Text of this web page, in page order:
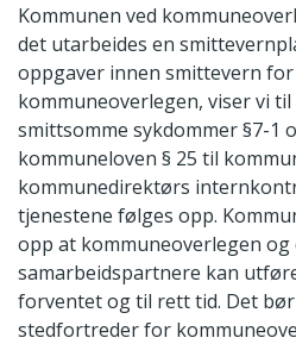
Kommunen ved
det utarbeides en
oppgaver innen smittevern
kommuneoverlegen, viser vi
smittsomme sykdommer §7-1
kommuneloven § 25 til
kommunedirektørs
tjenestene følges opp.
opp at kommuneoverlegen og
samarbeidspartnere kan
forventet og til rett tid. Det
stedfortreder for